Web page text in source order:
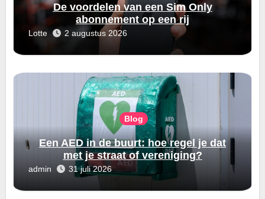
De voordelen van een Sim Only
abonnement op een rij
Lotte 2 augustus 2026
Blog
Een AED in de buurt: hoe regel je dat
met je straat of vereniging?
admin 31 juli 2026